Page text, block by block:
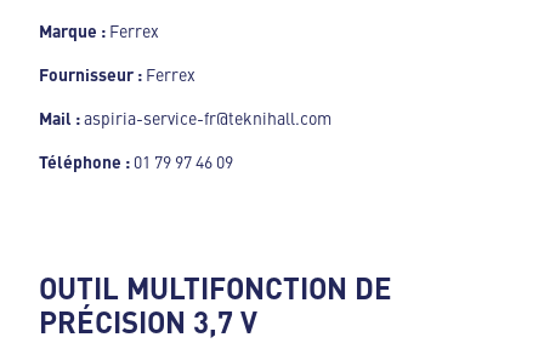
Marque : Ferrex
Fournisseur : Ferrex
Mail :aspiria-service-fr@teknihall.com
Téléphone : 01 79 97 46 09
OUTIL MULTIFONCTION DE
PRÉCISION 3,7 V